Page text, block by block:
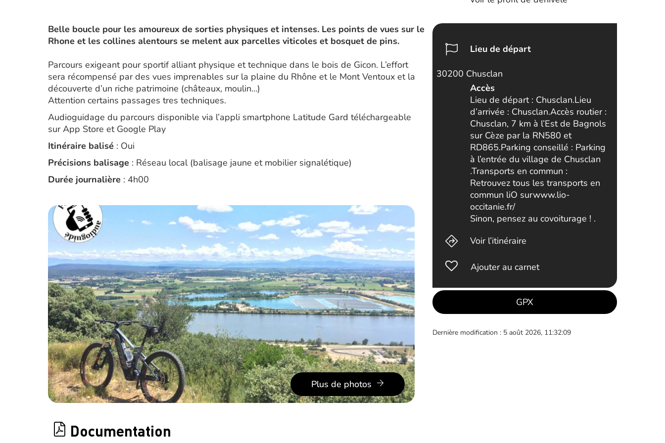
Belle boucle pour les amoureux de sorties physiques et intenses. Les points de vues sur le
Rhone et les collines alentours se melent aux parcelles viticoles et bosquet de pins.
Parcours exigeant pour sportif alliant physique et technique dans le bois de Gicon. L’effort
sera récompensé par des vues imprenables sur la plaine du Rhône et le Mont Ventoux et la
découverte d’un riche patrimoine (châteaux, moulin…)
Attention certains passages tres techniques.
Audioguidage du parcours disponible via l’appli smartphone Latitude Gard téléchargeable
sur App Store et Google Play
Itinéraire balisé : Oui
Précisions balisage : Réseau local (balisage jaune et mobilier signalétique)
Durée journalière : 4h00
Plus de photos
Documentation
Lieu de départ
30200 Chusclan
Accès
Lieu de départ : Chusclan.Lieu
d’arrivée : Chusclan.Accès routier :
Chusclan, 7 km à l’Est de Bagnols
sur Cèze par la RN580 et
RD865.Parking conseillé : Parking
à l’entrée du village de Chusclan
.Transports en commun :
Retrouvez tous les transports en
commun liO surwww.lio-
occitanie.fr/
Sinon, pensez au covoiturage ! .
Voir l’itinéraire
Ajouter au carnet
GPX
Dernière modification : 5 août 2026, 11:32:09